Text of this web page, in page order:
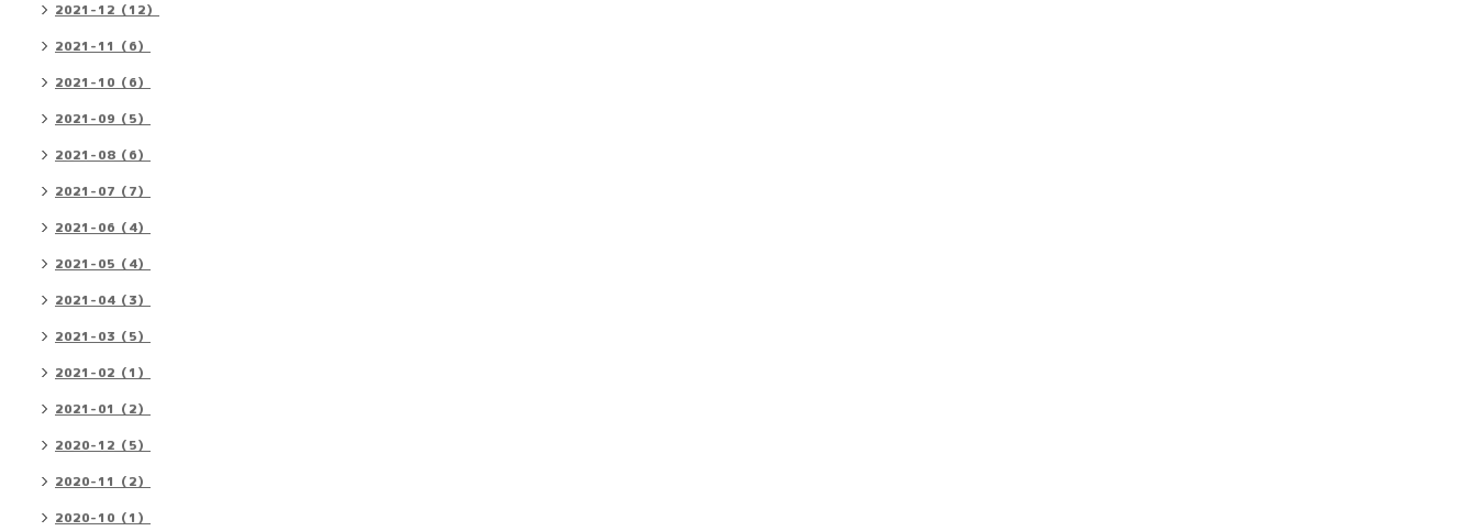
2021-12（12）
2021-11（6）
2021-10（6）
2021-09（5）
2021-08（6）
2021-07（7）
2021-06（4）
2021-05（4）
2021-04（3）
2021-03（5）
2021-02（1）
2021-01（2）
2020-12（5）
2020-11（2）
2020-10（1）